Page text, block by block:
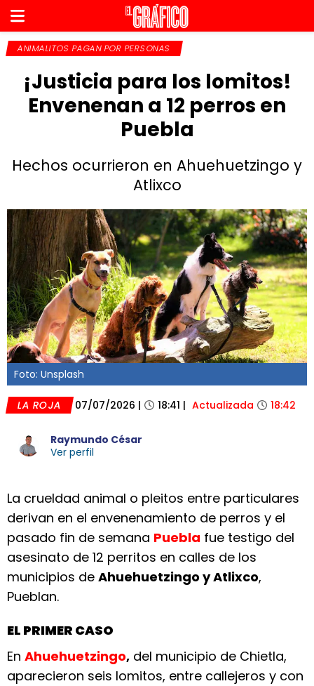
ANIMALITOS PAGAN POR PERSONAS
¡Justicia para los lomitos!
Envenenan a 12 perros en
Puebla
Hechos ocurrieron en Ahuehuetzingo y
Atlixco
Foto: Unsplash
LA ROJA 07/07/2026 | 18:41 | Actualizada 18:42
Raymundo César
Ver perfil
La crueldad animal o pleitos entre particulares
derivan en el envenenamiento de perros y el
pasado fin de semana Puebla fue testigo del
asesinato de 12 perritos en calles de los
municipios de Ahuehuetzingo y Atlixco,
Pueblan.
EL PRIMER CASO
En Ahuehuetzingo, del municipio de Chietla,
aparecieron seis lomitos, entre callejeros y con